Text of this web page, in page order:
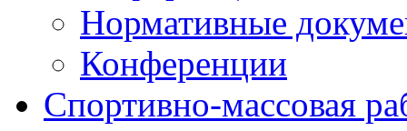
Нормативные
Конференции
Спортивно-массовая